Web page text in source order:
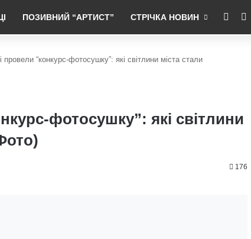
ПОЗИВНИЙ “АРТИСТ” СТРІЧКА НОВИН RSS
“конкурс-фотосушку”: які світлини міста стали
фотосушку”: які світлини
176